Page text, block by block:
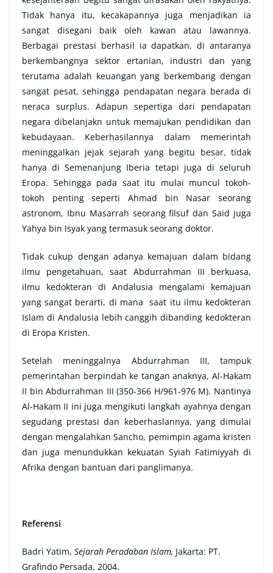
Tidak hanya itu, kecakapannya juga menjadikan ia
sangat disegani baik oleh kawan atau lawannya.
Berbagai prestasi berhasil ia dapatkan, di antaranya
berkembangnya sektor ertanian, industri dan yang
terutama adalah keuangan yang berkembang dengan
sangat pesat, sehingga pendapatan negara berada di
neraca surplus. Adapun sepertiga dari pendapatan
negara dibelanjakn untuk memajukan pendidikan dan
kebudayaan. Keberhasilannya dalam memerintah
meninggalkan jejak sejarah yang begitu besar, tidak
hanya di Semenanjung Iberia tetapi juga di seluruh
Eropa. Sehingga pada saat itu mulai muncul tokoh-
tokoh penting seperti Ahmad bin Nasar seorang
astronom, Ibnu Masarrah seorang filsuf dan Said juga
Yahya bin Isyak yang termasuk seorang doktor.
Tidak cukup dengan adanya kemajuan dalam bidang
ilmu pengetahuan, saat Abdurrahman III berkuasa,
ilmu kedokteran di Andalusia mengalami kemajuan
yang sangat berarti, di mana saat itu ilmu kedokteran
Islam di Andalusia lebih canggih dibanding kedokteran
di Eropa Kristen.
Setelah meninggalnya Abdurrahman III, tampuk
pemerintahan berpindah ke tangan anaknya, Al-Hakam
II bin Abdurrahman III (350-366 H/961-976 M). Nantinya
Al-Hakam II ini juga mengikuti langkah ayahnya dengan
segudang prestasi dan keberhaslannya, yang dimulai
dengan mengalahkan Sancho, pemimpin agama kristen
dan juga menundukkan kekuatan Syiah Fatimiyyah di
Afrika dengan bantuan dari panglimanya.
Referensi
Badri Yatim, Sejarah Peradaban Islam, Jakarta: PT.
Grafindo Persada, 2004.